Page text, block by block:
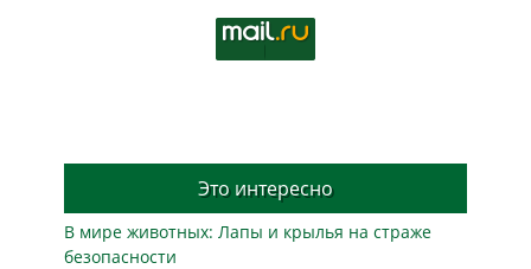
Это интересно
В мире животных: Лапы и крылья на страже
безопасности